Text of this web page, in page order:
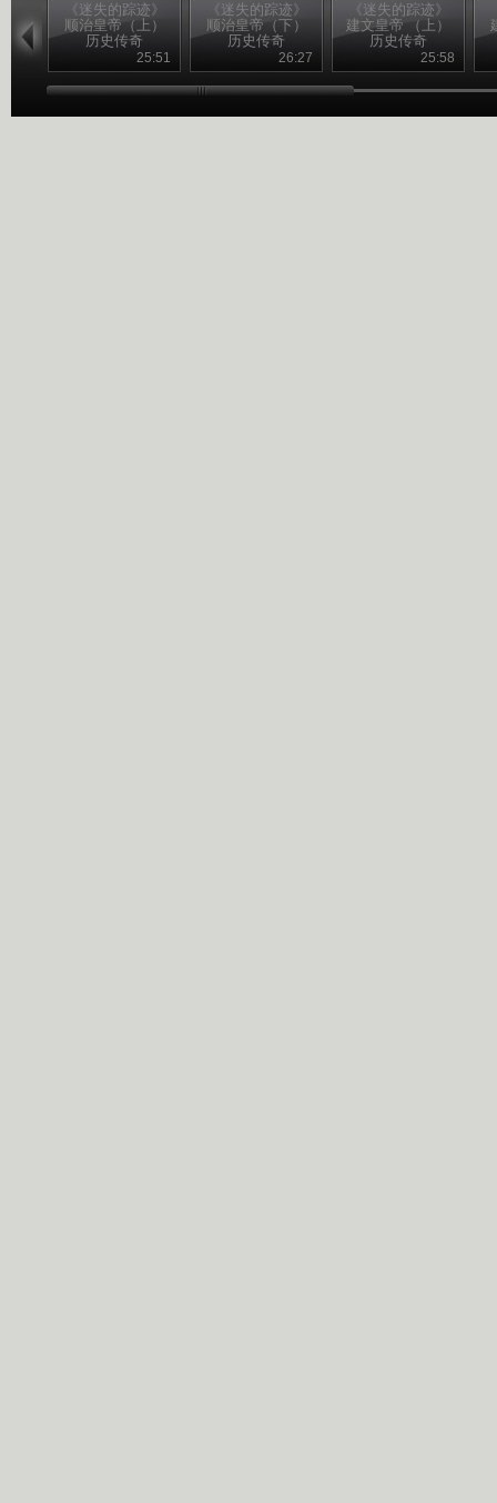
《迷失的踪迹》
顺治皇帝（上）
历史传奇
2011031425:51
《迷失的踪迹》
顺治皇帝（下）
历史传奇
2011031526:27
《迷失的踪迹》
建文皇帝 （上）
历史传奇
2011031625:58